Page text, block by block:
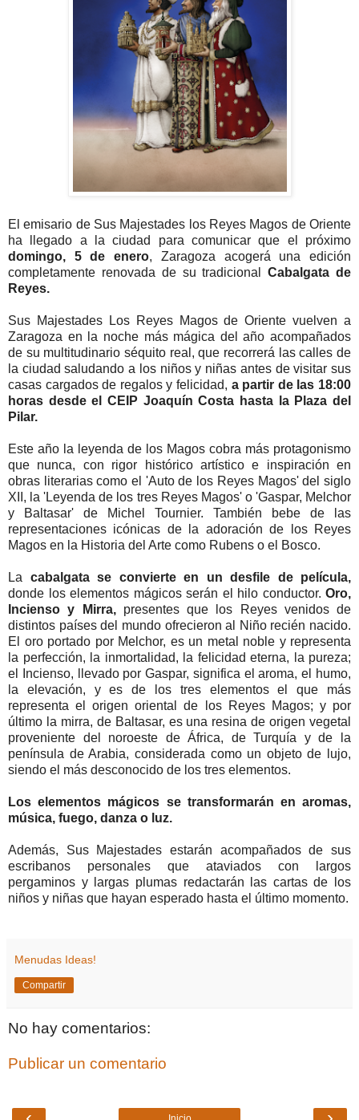
El emisario de Sus Majestades los Reyes Magos de Oriente
ha llegado a la ciudad para comunicar que el próximo
domingo, 5 de enero, Zaragoza acogerá una edición
completamente renovada de su tradicionalCabalgata de
Reyes.
Sus Majestades Los Reyes Magos de Oriente vuelven a
Zaragoza en la noche más mágica del año acompañados
de su multitudinario séquito real, que recorrerá las calles de
la ciudad saludando a los niños y niñas antes de visitar sus
casas cargados de regalos y felicidad, a partir de las 18:00
horas desde el CEIP Joaquín Costa hasta la Plaza del
Pilar.
Este año la leyenda de los Magos cobra más protagonismo
que nunca, con rigor histórico artístico e inspiración en
obras literarias como el 'Auto de los Reyes Magos' del siglo
XII, la 'Leyenda de los tres Reyes Magos' o 'Gaspar, Melchor
y Baltasar' de Michel Tournier. También bebe de las
representaciones icónicas de la adoración de los Reyes
Magos en la Historia del Arte como Rubens o el Bosco.
La cabalgata se convierte en un desfile de película,
donde los elementos mágicos serán el hilo conductor. Oro,
Incienso y Mirra,presentes que los Reyes venidos de
distintos países del mundo ofrecieron al Niño recién nacido.
El oro portado por Melchor, es un metal noble y representa
la perfección, la inmortalidad, la felicidad eterna, la pureza;
el Incienso, llevado por Gaspar, significa el aroma, el humo,
la elevación, y es de los tres elementos el que más
representa el origen oriental de los Reyes Magos; y por
último la mirra, de Baltasar, es una resina de origen vegetal
proveniente del noroeste de África, de Turquía y de la
península de Arabia, considerada como un objeto de lujo,
siendo el más desconocido de los tres elementos.
Los elementos mágicos se transformarán en aromas,
música, fuego, danza o luz.
Además, Sus Majestades estarán acompañados de sus
escribanos personales que ataviados con largos
pergaminos y largas plumas redactarán las cartas de los
niños y niñas que hayan esperado hasta el último momento.
Menudas Ideas!
Compartir
No hay comentarios:
Publicar un comentario